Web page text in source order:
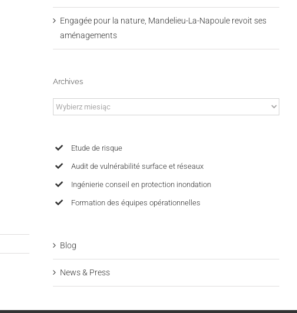
Engagée pour la nature, Mandelieu-La-Napoule revoit ses
aménagements
Archives
Archives
Etude de risque
Audit de vulnérabilité surface et réseaux
Ingénierie conseil en protection inondation
Formation des équipes opérationnelles
Blog
News & Press